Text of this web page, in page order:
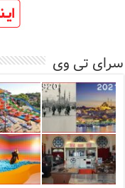
سرای تی وی